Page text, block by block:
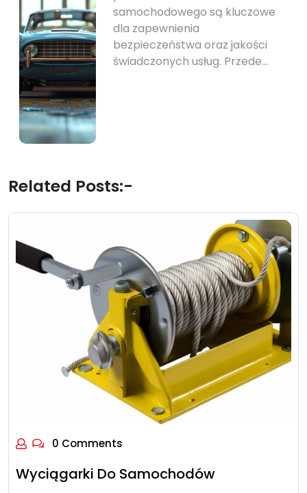
samochodowego są kluczowe
dla zapewnienia
bezpieczeństwa oraz jakości
świadczonych usług. Przede…
Related Posts:-
0 Comments
Wyciągarki Do Samochodów